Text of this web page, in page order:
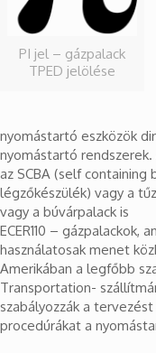
PI jel – gázpalack
TPED jelölése
nyomástartó eszközök
nyomástartó
az SCBA (self
légzőkészülék) vagy a
vagy a búvárpalack is
ECER110 –
használatosak menet
Amerikában a legfőbb
Transportation-
szabályozzák a
procedúrákat a